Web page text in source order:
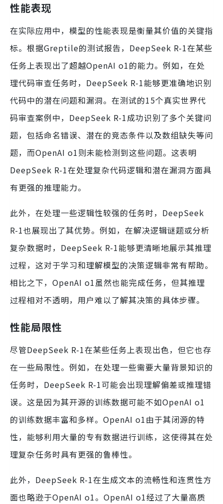
性能表现
在实际应用中，模型的性能表现是衡量其价值的关键指
标。根据Greptile的测试报告，DeepSeek R-1在某些
任务上表现出了超越OpenAI o1的能力。例如，在处
理代码审查任务时，DeepSeek R-1能够更准确地识别
代码中的潜在问题和漏洞。在测试的15个真实世界代
码审查案例中，DeepSeek R-1成功识别了多个关键问
题，包括命名错误、潜在的竞态条件以及数组缺失等问
题，而OpenAI o1则未能检测到这些问题。这表明
DeepSeek R-1在处理复杂代码逻辑和潜在漏洞方面具
有更强的推理能力。
此外，在处理一些逻辑性较强的任务时，DeepSeek
R-1也展现出了其优势。例如，在解决逻辑谜题或分析
复杂数据时，DeepSeek R-1能够更清晰地展示其推理
过程，这对于学习和理解模型的决策逻辑非常有帮助。
相比之下，OpenAI o1虽然也能完成任务，但其推理
过程相对不透明，用户难以了解其决策的具体步骤。
性能局限性
尽管DeepSeek R-1在某些任务上表现出色，但它也存
在一些局限性。例如，在处理一些需要大量背景知识的
任务时，DeepSeek R-1可能会出现理解偏差或推理错
误。这是因为其开源的训练数据可能不如OpenAI o1
的训练数据丰富和多样。OpenAI o1由于其闭源的特
性，能够利用大量的专有数据进行训练，这使得其在处
理复杂任务时具有更强的鲁棒性。
此外，DeepSeek R-1在生成文本的流畅性和连贯性方
面也略逊于OpenAI o1。OpenAI o1经过了大量高质